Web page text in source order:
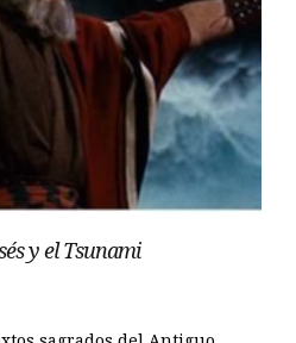
y el Tsunami